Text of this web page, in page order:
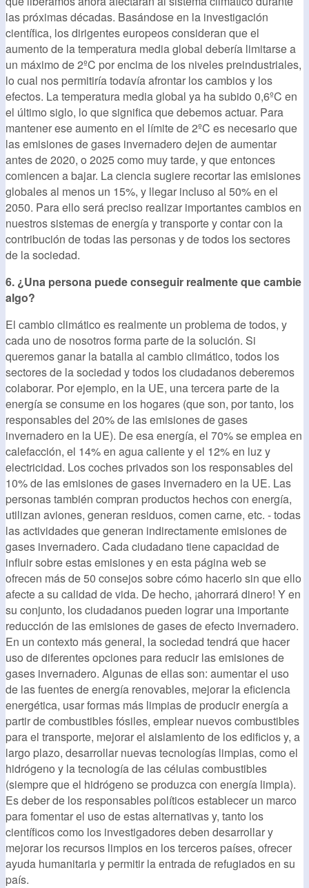
las próximas décadas. Basándose en la investigación
científica, los dirigentes europeos consideran que el
aumento de la temperatura media global debería limitarse a
un máximo de 2ºC por encima de los niveles preindustriales,
lo cual nos permitiría todavía afrontar los cambios y los
efectos. La temperatura media global ya ha subido 0,6ºC en
el último siglo, lo que significa que debemos actuar. Para
mantener ese aumento en el límite de 2ºC es necesario que
las emisiones de gases invernadero dejen de aumentar
antes de 2020, o 2025 como muy tarde, y que entonces
comiencen a bajar. La ciencia sugiere recortar las emisiones
globales al menos un 15%, y llegar incluso al 50% en el
2050. Para ello será preciso realizar importantes cambios en
nuestros sistemas de energía y transporte y contar con la
contribución de todas las personas y de todos los sectores
de la sociedad.
6. ¿Una persona puede conseguir realmente que cambie
algo?
El cambio climático es realmente un problema de todos, y
cada uno de nosotros forma parte de la solución. Si
queremos ganar la batalla al cambio climático, todos los
sectores de la sociedad y todos los ciudadanos deberemos
colaborar. Por ejemplo, en la UE, una tercera parte de la
energía se consume en los hogares (que son, por tanto, los
responsables del 20% de las emisiones de gases
invernadero en la UE). De esa energía, el 70% se emplea en
calefacción, el 14% en agua caliente y el 12% en luz y
electricidad. Los coches privados son los responsables del
10% de las emisiones de gases invernadero en la UE. Las
personas también compran productos hechos con energía,
utilizan aviones, generan residuos, comen carne, etc. - todas
las actividades que generan indirectamente emisiones de
gases invernadero. Cada ciudadano tiene capacidad de
influir sobre estas emisiones y en esta página web se
ofrecen más de 50 consejos sobre cómo hacerlo sin que ello
afecte a su calidad de vida. De hecho, ¡ahorrará dinero! Y en
su conjunto, los ciudadanos pueden lograr una importante
reducción de las emisiones de gases de efecto invernadero.
En un contexto más general, la sociedad tendrá que hacer
uso de diferentes opciones para reducir las emisiones de
gases invernadero. Algunas de ellas son: aumentar el uso
de las fuentes de energía renovables, mejorar la eficiencia
energética, usar formas más limpias de producir energía a
partir de combustibles fósiles, emplear nuevos combustibles
para el transporte, mejorar el aislamiento de los edificios y, a
largo plazo, desarrollar nuevas tecnologías limpias, como el
hidrógeno y la tecnología de las células combustibles
(siempre que el hidrógeno se produzca con energía limpia).
Es deber de los responsables políticos establecer un marco
para fomentar el uso de estas alternativas y, tanto los
científicos como los investigadores deben desarrollar y
mejorar los recursos limpios en los terceros países, ofrecer
ayuda humanitaria y permitir la entrada de refugiados en su
país.